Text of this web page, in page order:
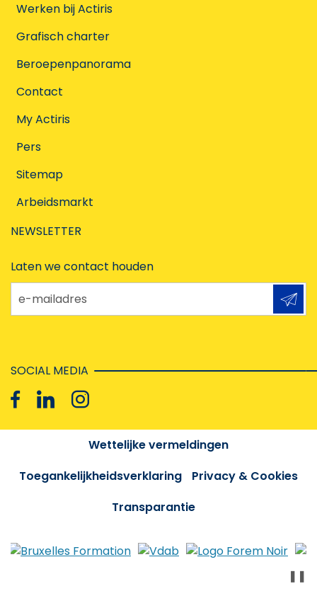
Werken bij Actiris
Grafisch charter
Beroepenpanorama
Contact
My Actiris
Pers
Sitemap
Arbeidsmarkt
NEWSLETTER
Laten we contact houden
e-mailadres
SOCIAL MEDIA
Wettelijke vermeldingen
Toegankelijkheidsverklaring
Privacy & Cookies
Transparantie
❚❚